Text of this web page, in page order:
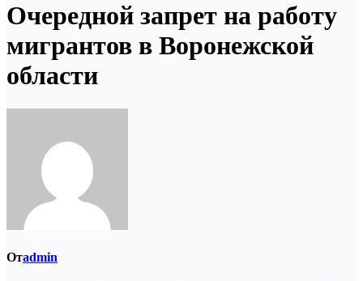
Очередной запрет на работу
мигрантов в Воронежской
области
Отadmin